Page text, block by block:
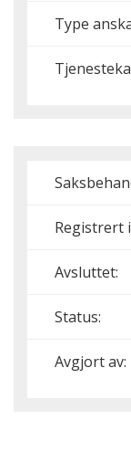
Type
Registrert
Avsluttet:
Status:
Avgjort av: